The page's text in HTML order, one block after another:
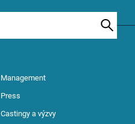
Management
Press
Castingy a výzvy